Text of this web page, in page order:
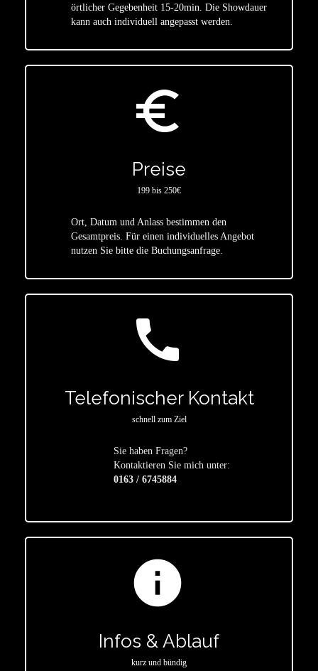
örtlicher Gegebenheit 15-20min. Die Showdauer
kann auch individuell angepasst werden.
euro_symbol
Preise
199 bis 250€
Ort, Datum und Anlass bestimmen den
Gesamtpreis. Für einen individuelles Angebot
nutzen Sie bitte die Buchungsanfrage.
call
Telefonischer Kontakt
schnell zum Ziel
Sie haben Fragen?
Kontaktieren Sie mich unter:
0163 / 6745884
info
Infos & Ablauf
kurz und bündig